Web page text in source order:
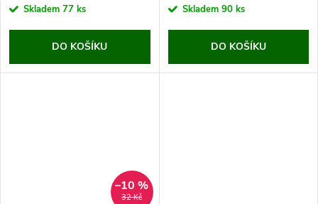
cena:Skladem 77 ks
DO KOŠÍKU
cena:Skladem 90 ks
DO KOŠÍKU
32 Kč
–10 %